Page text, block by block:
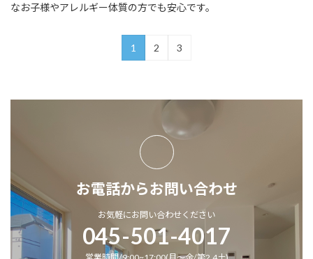
なお子様やアレルギー体質の方でも安心です。
1 2 3
お電話からお問い合わせ
お気軽にお問い合わせください
045-501-4017